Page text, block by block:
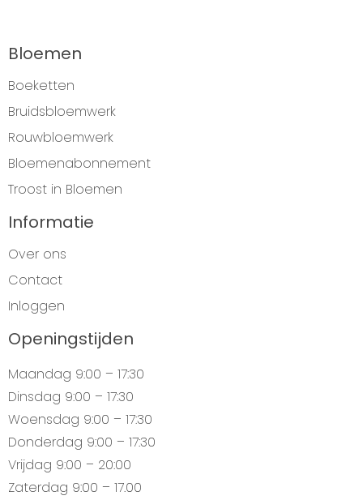
Bloemen
Boeketten
Bruidsbloemwerk
Rouwbloemwerk
Bloemenabonnement
Troost in Bloemen
Informatie
Over ons
Contact
Inloggen
Openingstijden
Maandag 9:00 – 17:30
Dinsdag 9:00 – 17:30
Woensdag 9:00 – 17:30
Donderdag 9:00 – 17:30
Vrijdag 9:00 – 20:00
Zaterdag 9:00 – 17.00